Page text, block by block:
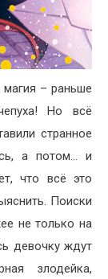
– раньше
Но всё
странное
а потом… и
что всё это
Поиски
не только на
девочку ждут
злодейка,